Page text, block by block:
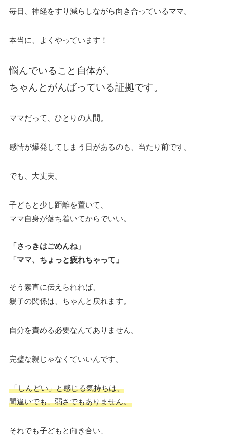
毎日、神経をすり減らしながら向き合っているママ。
本当に、よくやっています！
悩んでいること自体が、
ちゃんとがんばっている証拠です。
ママだって、ひとりの人間。
感情が爆発してしまう日があるのも、当たり前です。
でも、大丈夫。
子どもと少し距離を置いて、
ママ自身が落ち着いてからでいい。
「さっきはごめんね」
「ママ、ちょっと疲れちゃって」
そう素直に伝えられれば、
親子の関係は、ちゃんと戻れます。
自分を責める必要なんてありません。
完璧な親じゃなくていいんです。
「しんどい」と感じる気持ちは、
間違いでも、弱さでもありません。
それでも子どもと向き合い、